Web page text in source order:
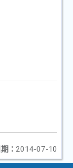
： 2014-07-10